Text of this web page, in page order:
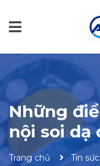
Những
nội soi dạ
Trang chủ
Tin